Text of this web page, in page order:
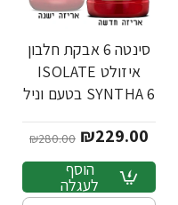
סינטה 6 אבקת חלבון
איזולט ISOLATE
SYNTHA 6 בטעם וניל
₪229.00
₪280.00
הוסף
לעגלה